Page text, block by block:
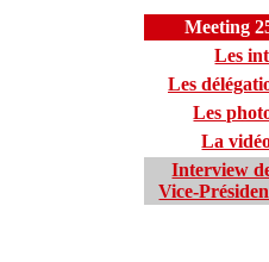
Meeting
Les
Les
Les
La
Interview
Vice-